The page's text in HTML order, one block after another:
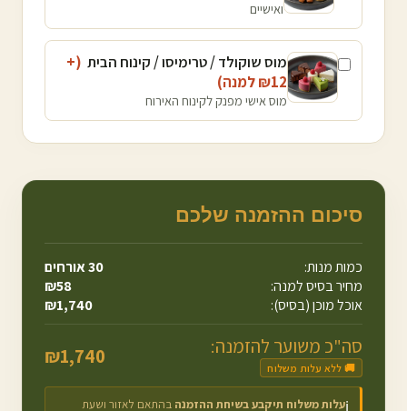
ואישיים
מוס שוקולד / טרימיסו / קינוח הבית (+
₪12 למנה)
מוס אישי מפנק לקינוח האירוח
סיכום ההזמנה שלכם
כמות מנות: 30אורחים
מחיר בסיס למנה:
₪58
אוכל מוכן (בסיס):
₪1,740
סה"כ משוער להזמנה:
🚚 ללא עלות משלוח ₪1,740
ℹ️עלות משלוח תיקבע בשיחת ההזמנה בהתאם לאזור ושעת